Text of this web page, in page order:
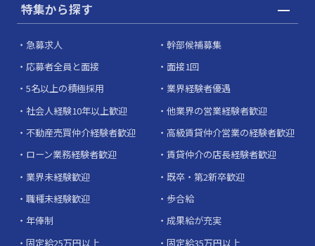
特集から探す
急募求人
幹部候補募集
応募者全員と面接
面接1回
5名以上の積極採用
業界経験者優遇
社会人経験10年以上歓迎
他業界の営業経験者歓迎
不動産売買仲介経験者歓迎
高級賃貸仲介営業の経験者歓迎
ローン業務経験者歓迎
賃貸仲介の店長経験者歓迎
業界未経験歓迎
既卒・第2新卒歓迎
職種未経験歓迎
歩合給
年俸制
成果給が充実
固定給25万円以上
固定給35万円以上